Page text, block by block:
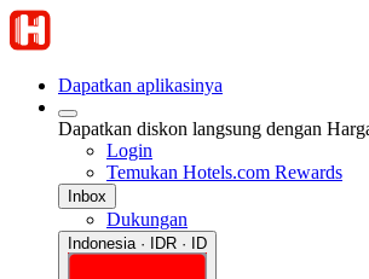
Dapatkan aplikasinya
Dapatkan diskon langsung dengan
Login
Temukan Hotels.com Rewards
Inbox
Dukungan
Indonesia · IDR · ID